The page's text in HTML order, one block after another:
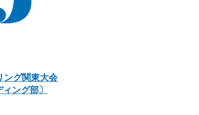
ング関東大会
ング部〕